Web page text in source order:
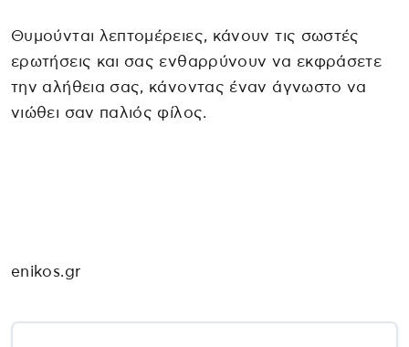
Θυμούνται λεπτομέρειες, κάνουν τις σωστές
ερωτήσεις και σας ενθαρρύνουν να εκφράσετε
την αλήθεια σας, κάνοντας έναν άγνωστο να
νιώθει σαν παλιός φίλος.
enikos.gr